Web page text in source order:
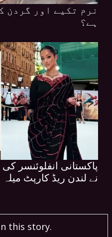
نرم تکیے اور گردن
ہے؟
پاکستانی انفلوئنسر
نے لندن ریڈ کارپٹ میلہ
this story.